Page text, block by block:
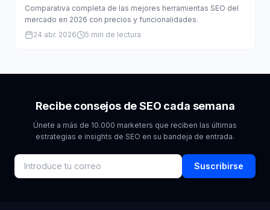
Comparativa completa de las mejores herramientas SEO del
mercado en 2026 con precios y funcionalidades.
24 abr. 2026
5 min de lectura
Recibe consejos de SEO cada semana
Únete a más de 10.000 marketers que reciben las últimas
estrategias e insights de SEO en su bandeja de entrada.
Suscribirse